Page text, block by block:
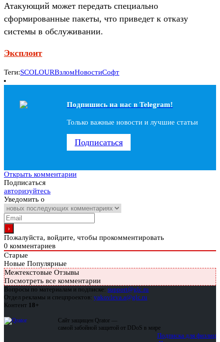
Атакующий может передать специально
сформированные пакеты, что приведет к отказу
системы в обслуживании.
Эксплоит
Теги:SCOLOURВзломНовостиСофт
Подпишись на наc в Telegram!
Только важные новости и лучшие статьи
Подписаться
Открыть комментарии
Подписаться
авторизуйтесь
Уведомить о
Пожалуйста, войдите, чтобы прокомментировать
0 комментариев
Старые
Новые Популярные
Межтекстовые Отзывы
Посмотреть все комментарии
Вопросы по материалам и подписке: support@glc.ru
Отдел рекламы и спецпроектов: yakovleva.a@glc.ru
Контент 18+
Сайт защищен Qrator —
самой забойной защитой от DDoS в мире
Подписка для физлиц